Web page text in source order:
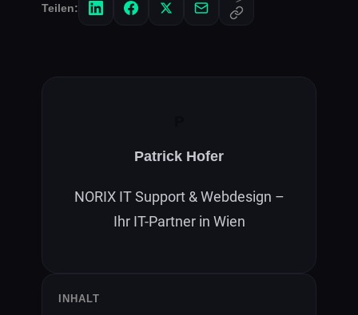
Teilen:
Patrick Hofer
NORIX IT Support & Webdesign –
Ihr IT-Partner in Wien
INHALT